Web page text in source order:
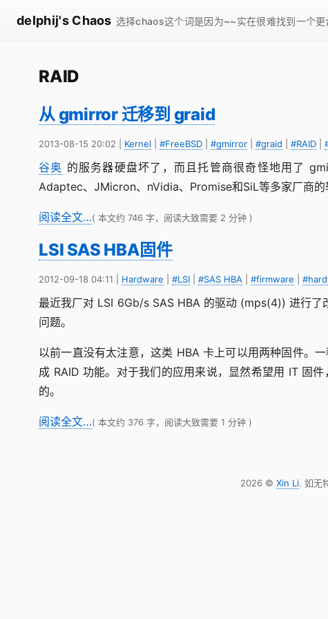
delphij's Chaos 选择chaos这个词是因为~~实在很难找到一个
RAID
从 gmirror 迁移到 graid
2013-08-15 20:02 Kernel #FreeBSD #gmirror #graid #RAID
谷奥 的服务器硬盘坏了，而且托管商很奇怪地用了
Adaptec、JMicron、nVidia、Promise和SiL等多家厂商的
阅读全文…( 本文约 746 字，阅读大致需要 2 分钟 )
LSI SAS HBA固件
2012-09-18 04:11 Hardware #LSI #SAS HBA #firmware
最近我厂对 LSI 6Gb/s SAS HBA 的驱动 (mps(4)) 进行了
问题。
以前一直没有太注意，这类 HBA 卡上可以用两种固件
成 RAID 功能。对于我们的应用来说，显然希望用 IT 固
的。
阅读全文…( 本文约 376 字，阅读大致需要 1 分钟 )
2026 © Xin Li. 如无